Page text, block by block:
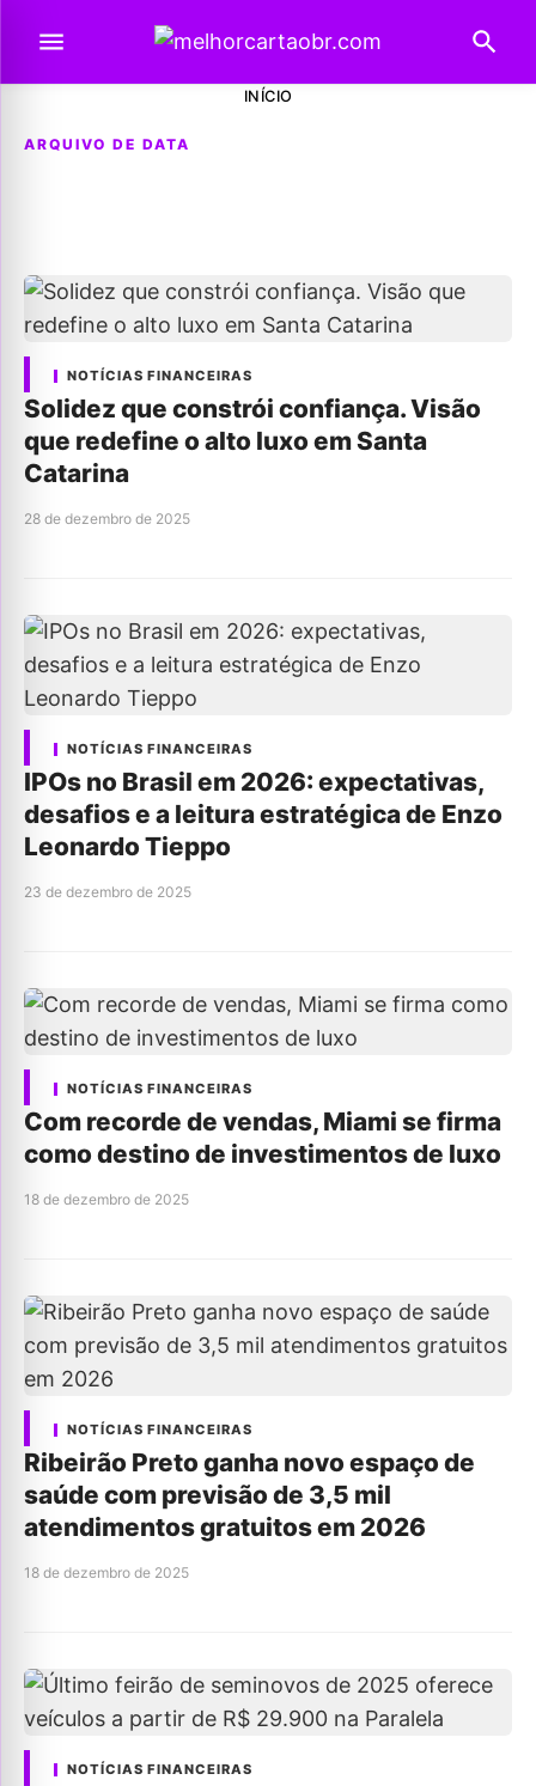
INÍCIO
ARQUIVO DE DATA
NOTÍCIAS FINANCEIRAS
Solidez que constrói confiança. Visão
que redefine o alto luxo em Santa
Catarina
28 de dezembro de 2025
NOTÍCIAS FINANCEIRAS
IPOs no Brasil em 2026: expectativas,
desafios e a leitura estratégica de Enzo
Leonardo Tieppo
23 de dezembro de 2025
NOTÍCIAS FINANCEIRAS
Com recorde de vendas, Miami se firma
como destino de investimentos de luxo
18 de dezembro de 2025
NOTÍCIAS FINANCEIRAS
Ribeirão Preto ganha novo espaço de
saúde com previsão de 3,5 mil
atendimentos gratuitos em 2026
18 de dezembro de 2025
NOTÍCIAS FINANCEIRAS